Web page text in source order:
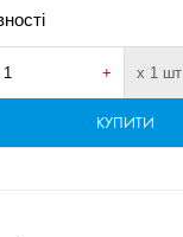
+ х 1 шт
КУПИТИ